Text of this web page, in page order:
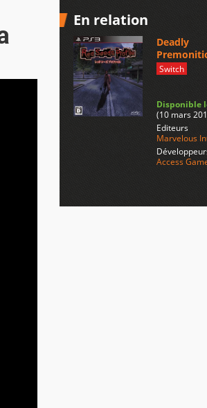
En relation
Deadly
Switch
Disponible
(10 mars
Editeurs
Marvelous
Access